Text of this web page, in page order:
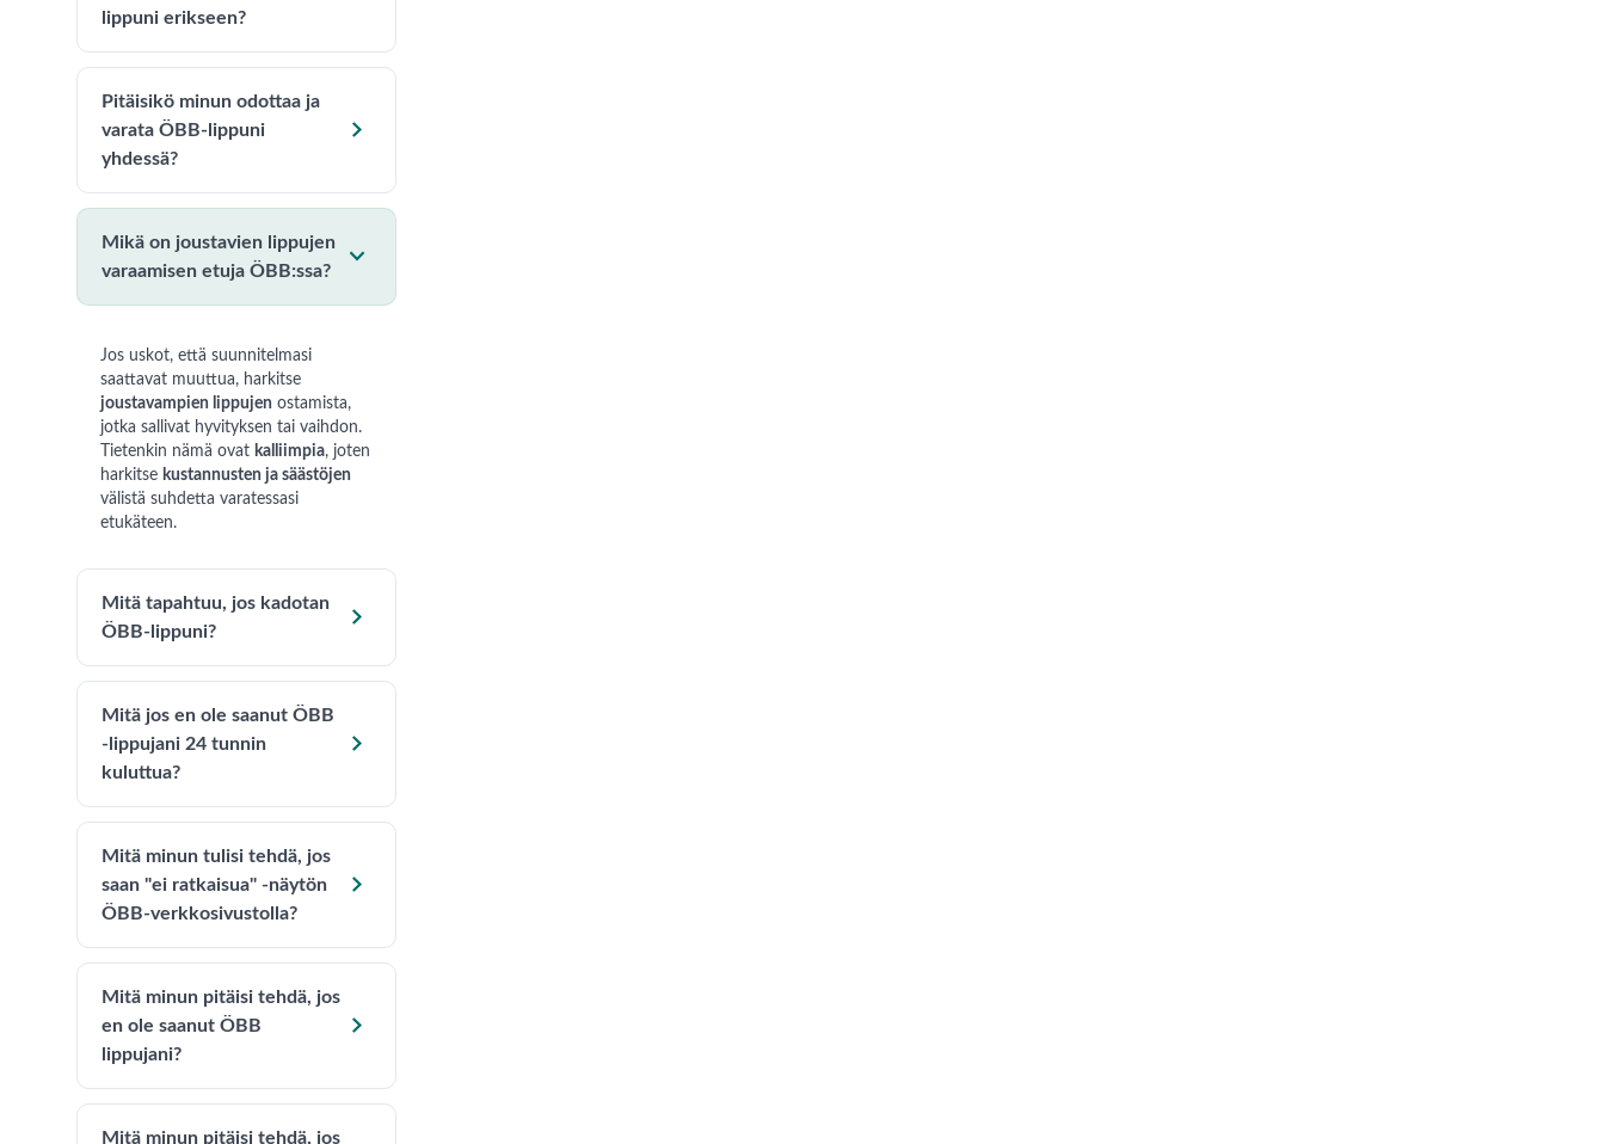
lippuni erikseen?
Pitäisikö minun odottaa ja
varata ÖBB-lippuni
yhdessä?

Mikä on joustavien lippujen
varaamisen etuja ÖBB:ssa?

Jos uskot, että suunnitelmasi
saattavat muuttua, harkitse
joustavampien lippujen ostamista,
jotka sallivat hyvityksen tai vaihdon.
Tietenkin nämä ovat kalliimpia, joten
harkitse kustannusten ja säästöjen
välistä suhdetta varatessasi
etukäteen.
Mitä tapahtuu, jos kadotan
ÖBB-lippuni?

Mitä jos en ole saanut ÖBB
-lippujani 24 tunnin
kuluttua?

Mitä minun tulisi tehdä, jos
saan "ei ratkaisua" -näytön
ÖBB-verkkosivustolla?

Mitä minun pitäisi tehdä, jos
en ole saanut ÖBB
lippujani?

Mitä minun pitäisi tehdä, jos